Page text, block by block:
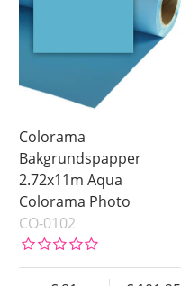
Green Screen
Lilac
Orange
Pink
Red
White
Yellow
Colorama
Bakgrundspapper
2.72x11m Aqua
Colorama Photo
CO-0102